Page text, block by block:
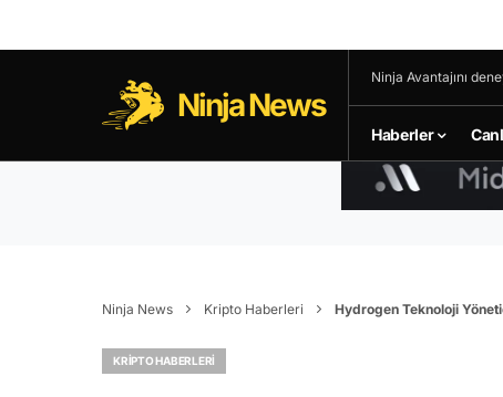
Ninja News
Ninja Avantajını
Haberler
Ninja News Kripto Haberleri Hydrogen Teknoloji
KRIPTO HABERLERI